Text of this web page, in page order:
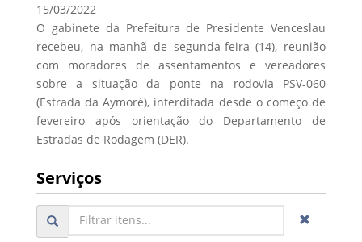
15/03/2022
O gabinete da Prefeitura de Presidente Venceslau
recebeu, na manhã de segunda-feira (14), reunião
com moradores de assentamentos e vereadores
sobre a situação da ponte na rodovia PSV-060
(Estrada da Aymoré), interditada desde o começo de
fevereiro após orientação do Departamento de
Estradas de Rodagem (DER).
Serviços